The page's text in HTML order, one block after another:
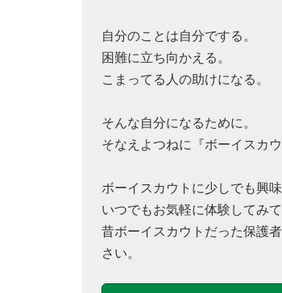
自分のことは自分でする。
困難に立ち向かえる。
こまってる人の助けになる。
そんな自分になるために。
そなえよつねに『ボーイスカウ
ボーイスカウトに少しでも興
いつでもお気軽に体験してみて
昔ボーイスカウトだった保護
さい。